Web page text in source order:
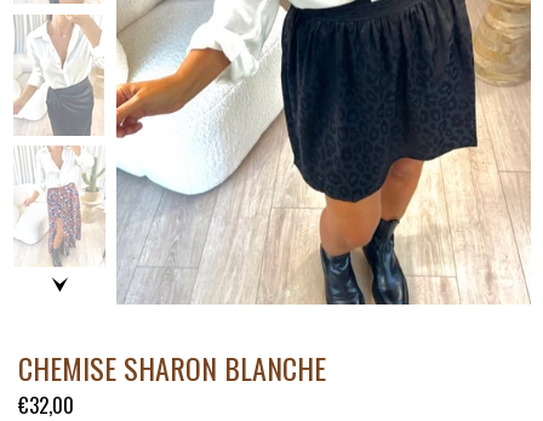
CHEMISE SHARON BLANCHE
€32,00